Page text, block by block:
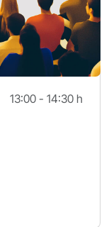
13:00 - 14:30 h